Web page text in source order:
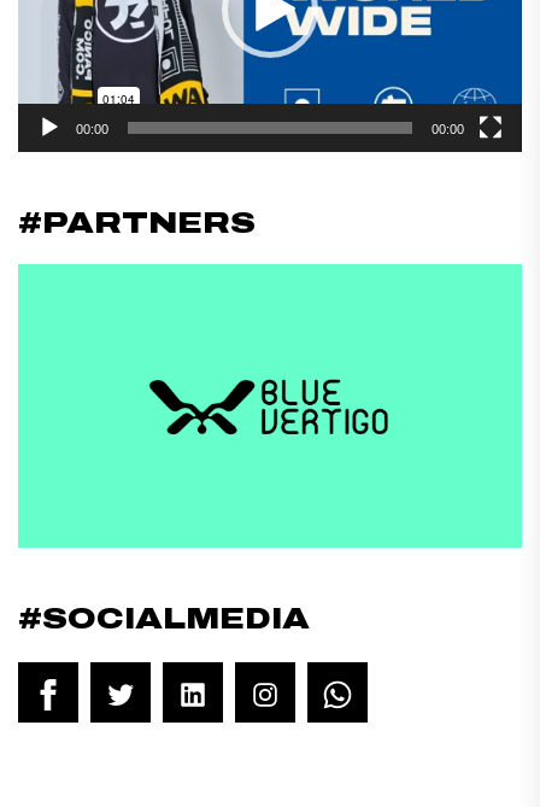
00:00 00:00
#PARTNERS
#SOCIALMEDIA
FacebookTwitter LinkedInInstagram